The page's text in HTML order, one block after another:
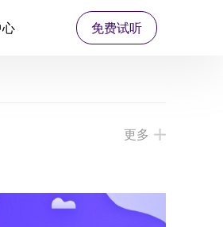
免费试听
更多